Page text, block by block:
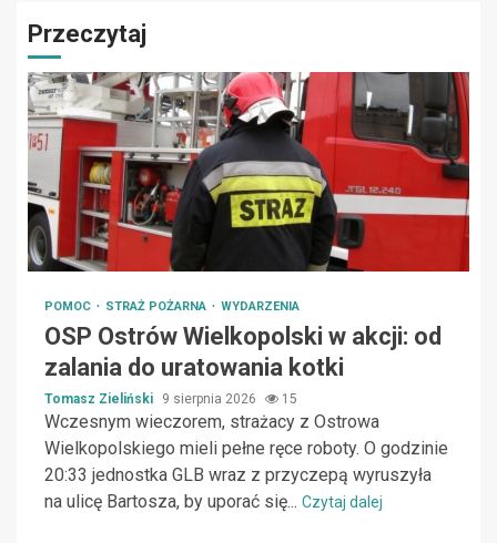
Przeczytaj
POMOC STRAŻ POŻARNA WYDARZENIA
OSP Ostrów Wielkopolski w akcji: od
zalania do uratowania kotki
Tomasz Zieliński 9 sierpnia 2026 15
Wczesnym wieczorem, strażacy z Ostrowa
Wielkopolskiego mieli pełne ręce roboty. O godzinie
20:33 jednostka GLB wraz z przyczepą wyruszyła
na ulicę Bartosza, by uporać się... Czytaj dalej